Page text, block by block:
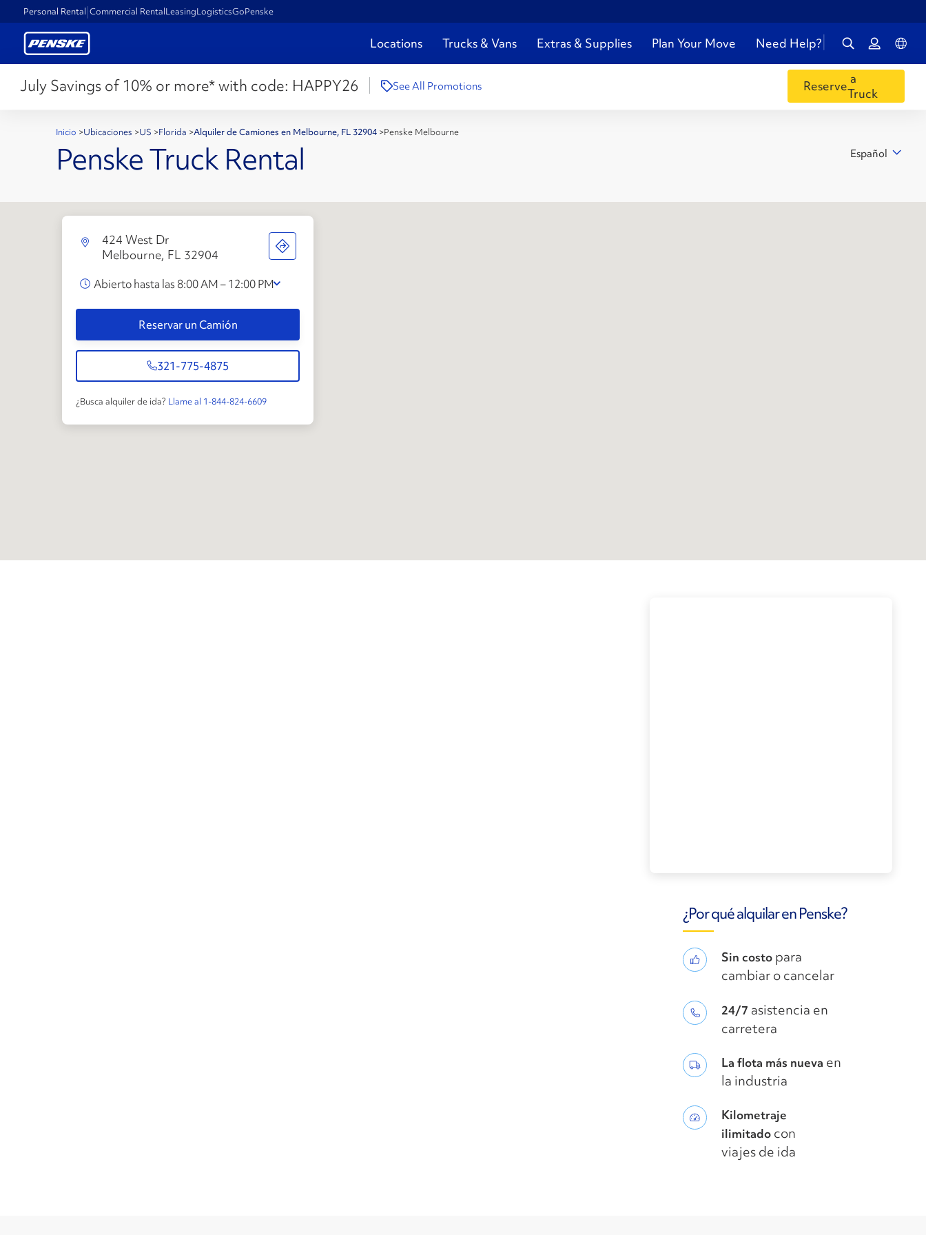
Personal Rental Commercial RentalLeasingLogisticsGoPenske
Locations Trucks & Vans Extras & Supplies Plan Your Move Need Help?
July Savings of 10% or more* with code: HAPPY26 See All Promotions Reservea
Truck
Inicio >Ubicaciones >US >Florida >Alquiler de Camiones en Melbourne, FL 32904 >Penske Melbourne
Penske Truck Rental Español
424 West Dr
Melbourne, FL 32904
Abierto hasta las 8:00 AM – 12:00 PM
Reservar un Camión
321-775-4875
¿Busca alquiler de ida? Llame al 1-844-824-6609
¿Por qué alquilar en Penske?
Sin costo para
cambiar o cancelar
24/7 asistencia en
carretera
La flota más nueva en
la industria
Kilometraje
ilimitado con
viajes de ida